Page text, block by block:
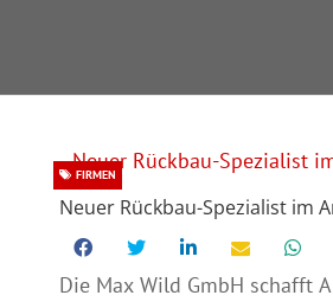
Neuer Rückbau-Spezialist im
FIRMEN
Die Max Wild GmbH schafft